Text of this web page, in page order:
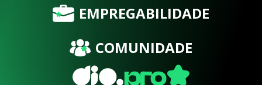
EMPREGABILIDADE
COMUNIDADE